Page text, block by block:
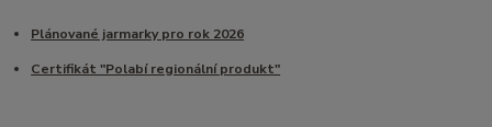
Plánované jarmarky pro rok 2026
Certifikát "Polabí regionální produkt"